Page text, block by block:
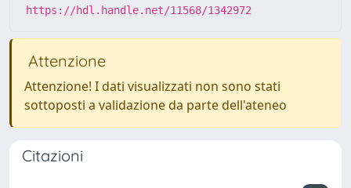
https://hdl.handle.net/11568/1342972
Attenzione
Attenzione! I dati visualizzati non sono stati
sottoposti a validazione da parte dell'ateneo
Citazioni